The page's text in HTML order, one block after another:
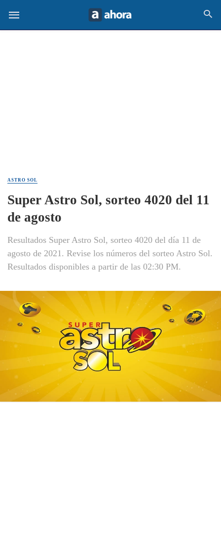
ASTRO SOL
Super Astro Sol, sorteo 4020 del 11
de agosto
Resultados Super Astro Sol, sorteo 4020 del día 11 de
agosto de 2021. Revise los números del sorteo Astro Sol.
Resultados disponibles a partir de las 02:30 PM.